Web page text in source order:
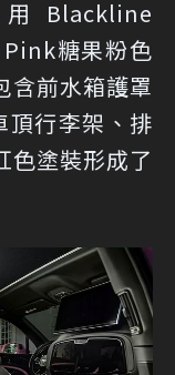
Blackline
糖果粉色
含前水箱護罩
頂行李架、排
色塗裝形成了